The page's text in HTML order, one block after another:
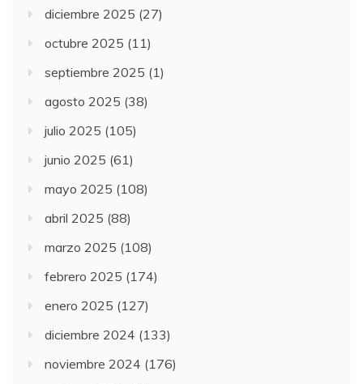
diciembre 2025 (27)
octubre 2025 (11)
septiembre 2025 (1)
agosto 2025 (38)
julio 2025 (105)
junio 2025 (61)
mayo 2025 (108)
abril 2025 (88)
marzo 2025 (108)
febrero 2025 (174)
enero 2025 (127)
diciembre 2024 (133)
noviembre 2024 (176)